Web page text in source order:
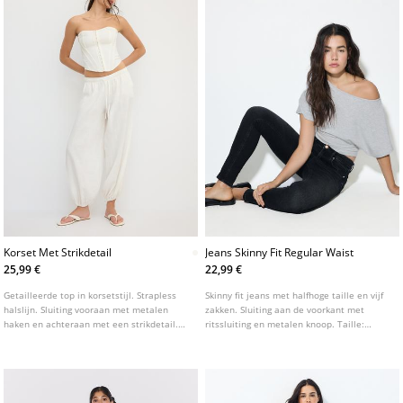
Korset Met Strikdetail
25,99 €
Getailleerde top in korsetstijl. Strapless
halslijn. Sluiting vooraan met metalen
haken en achteraan met een strikdetail.
Jeans Skinny Fit Regular Waist
22,99 €
Skinny fit jeans met halfhoge taille en vijf
zakken. Sluiting aan de voorkant met
ritssluiting en metalen knoop. Taille: